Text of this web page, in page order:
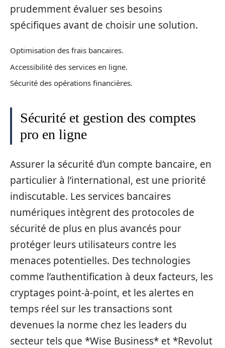
prudemment évaluer ses besoins
spécifiques avant de choisir une solution.
Optimisation des frais bancaires.
Accessibilité des services en ligne.
Sécurité des opérations financières.
Sécurité et gestion des comptes
pro en ligne
Assurer la sécurité d’un compte bancaire, en
particulier à l’international, est une priorité
indiscutable. Les services bancaires
numériques intègrent des protocoles de
sécurité de plus en plus avancés pour
protéger leurs utilisateurs contre les
menaces potentielles. Des technologies
comme l’authentification à deux facteurs, les
cryptages point-à-point, et les alertes en
temps réel sur les transactions sont
devenues la norme chez les leaders du
secteur tels que *Wise Business* et *Revolut